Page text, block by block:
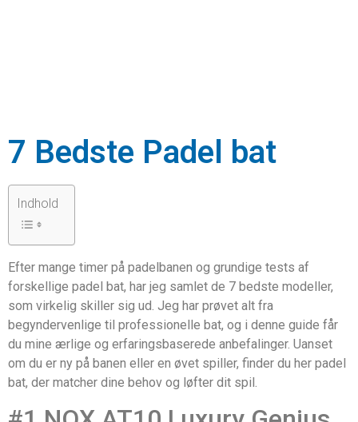
7 Bedste Padel bat
Indhold
Efter mange timer på padelbanen og grundige tests af
forskellige padel bat, har jeg samlet de 7 bedste modeller,
som virkelig skiller sig ud. Jeg har prøvet alt fra
begyndervenlige til professionelle bat, og i denne guide får
du mine ærlige og erfaringsbaserede anbefalinger. Uanset
om du er ny på banen eller en øvet spiller, finder du her padel
bat, der matcher dine behov og løfter dit spil.